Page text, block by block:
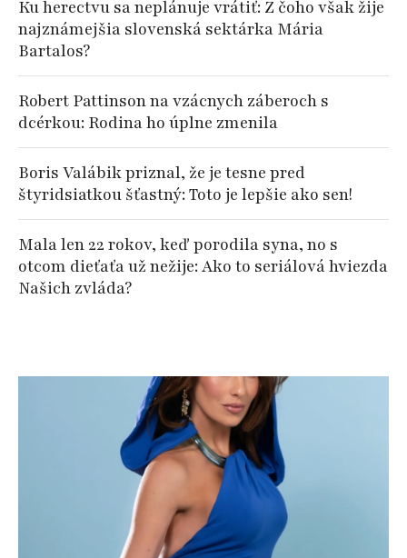
Ku herectvu sa neplánuje vrátiť: Z čoho však žije
najznámejšia slovenská sektárka Mária
Bartalos?
Robert Pattinson na vzácnych záberoch s
dcérkou: Rodina ho úplne zmenila
Boris Valábik priznal, že je tesne pred
štyridsiatkou šťastný: Toto je lepšie ako sen!
Mala len 22 rokov, keď porodila syna, no s
otcom dieťaťa už nežije: Ako to seriálová hviezda
Našich zvláda?